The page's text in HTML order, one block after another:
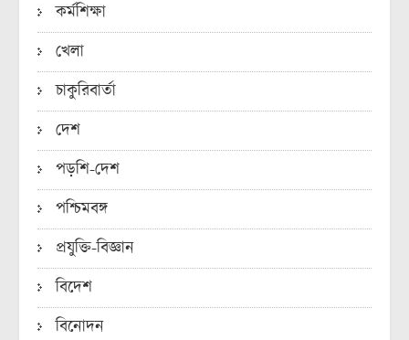
কর্মশিক্ষা
খেলা
চাকুরিবার্তা
দেশ
পড়শি-দেশ
পশ্চিমবঙ্গ
প্রযুক্তি-বিজ্ঞান
বিদেশ
বিনোদন